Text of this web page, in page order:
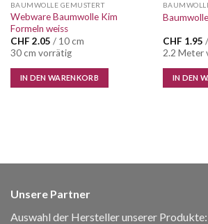
BAUMWOLLE GEMUSTERT
Webware Baumwolle Kim
Formeln weiss
CHF 2.05 / 10 cm
30 cm vorrätig
IN DEN WARENKORB
CHF 1.95
2.2 Meter
IN DEN
Unsere Partner
Auswahl der Hersteller unserer Produkte: